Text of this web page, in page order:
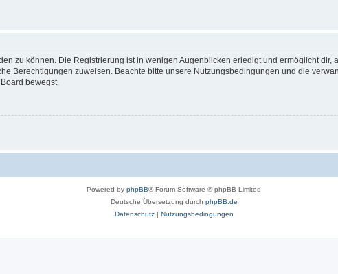
zu können. Die Registrierung ist in wenigen Augenblicken erledigt und ermöglicht dir,
Berechtigungen zuweisen. Beachte bitte unsere Nutzungsbedingungen und die
bewegst.
Powered by phpBB® Forum Software © phpBB Limited
Deutsche Übersetzung durch phpBB.de
Datenschutz| Nutzungsbedingungen